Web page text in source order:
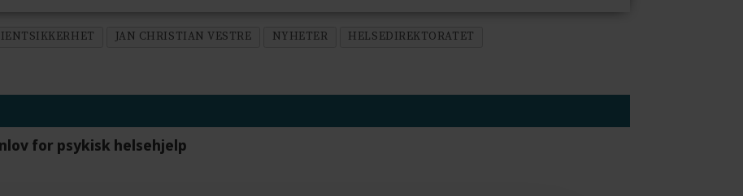
JAN CHRISTIAN VESTRE NYHETER HELSEDIREKTORATET
for psykisk helsehjelp